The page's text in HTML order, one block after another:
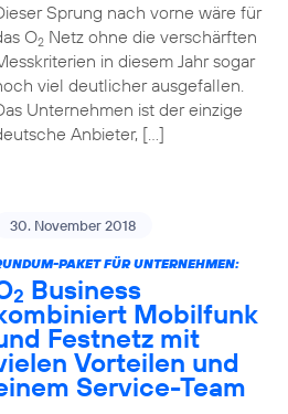
Sprung nach vorne wäre für
O2Netz ohne die verschärften
in diesem Jahr sogar
viel deutlicher ausgefallen.
Unternehmen ist der einzige
Anbieter, […]
30. November 2018
PAKET FÜR UNTERNEHMEN:
2 Business
Mobilfunk
Festnetz mit
Vorteilen und
Service-Team